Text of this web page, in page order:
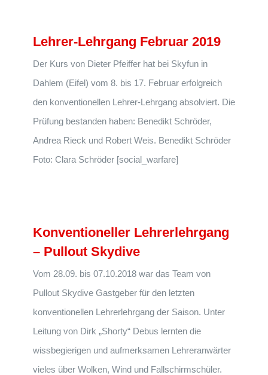
Lehrer-Lehrgang Februar 2019
Der Kurs von Dieter Pfeiffer hat bei Skyfun in
Dahlem (Eifel) vom 8. bis 17. Februar erfolgreich
den konventionellen Lehrer-Lehrgang absolviert. Die
Prüfung bestanden haben: Benedikt Schröder,
Andrea Rieck und Robert Weis. Benedikt Schröder
Foto: Clara Schröder [social_warfare]
Konventioneller Lehrerlehrgang
– Pullout Skydive
Vom 28.09. bis 07.10.2018 war das Team von
Pullout Sky­dive Gastgeber für den letzten
konventionellen Lehrerlehrgang der Saison. Unter
Leitung von Dirk „Shorty“ Debus lernten die
wissbegierigen und aufmerksamen Lehreranwärter
vieles über Wolken, Wind und Fallschirmschüler.